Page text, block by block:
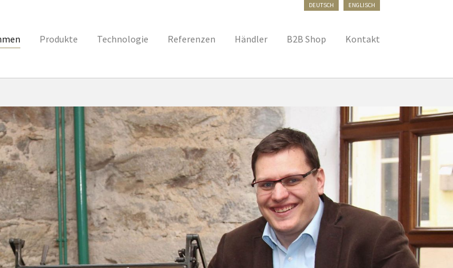
DEUTSCH ENGLISCH
Produkte Technologie Referenzen Händler B2B Shop Kontakt